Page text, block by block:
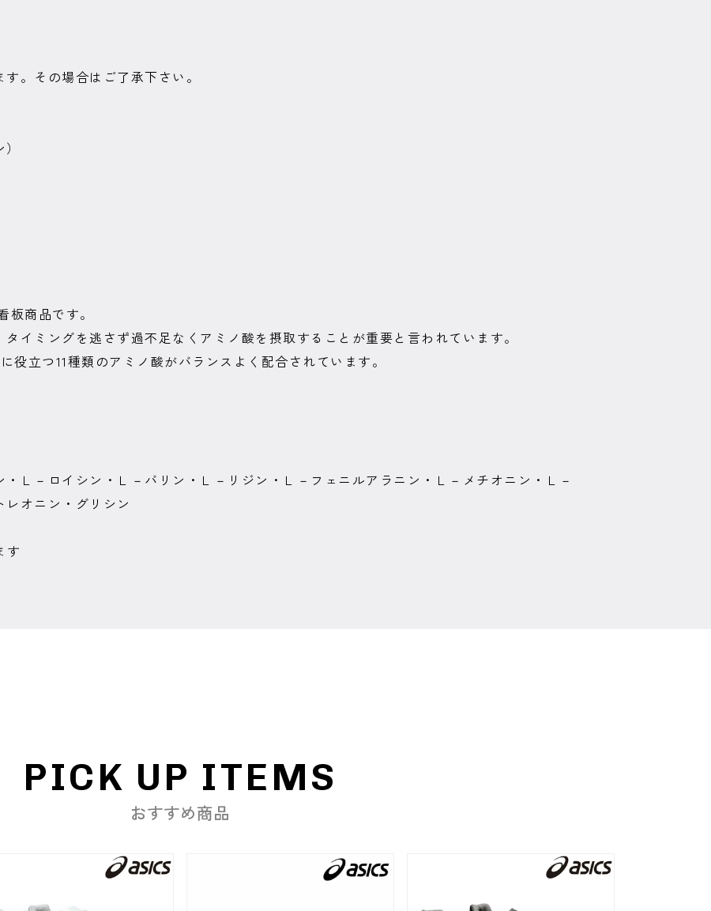
。その場合はご了承下さい。
板商品です。
イミングを逃さず過不足なくアミノ酸を摂取することが重要と言われています。
役立つ11種類のアミノ酸がバランスよく配合されています。
Ｌ－ロイシン・Ｌ－バリン・Ｌ－リジン・Ｌ－フェニルアラニン・Ｌ－メチオニン・Ｌ－
オニン・グリシン
す
PICK UP ITEMS
おすすめ商品